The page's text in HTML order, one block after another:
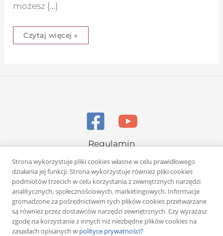
możesz […]
Czytaj więcej »
Regulamin
Polityka prywatności
Copyright © 2026 Rafał Żuber
Strona wykorzystuje pliki cookies własne w celu prawidłowego
działania jej funkcji. Strona wykorzystuje również pliki cookies
podmiotów trzecich w celu korzystania z zewnętrznych narzędzi
analitycznych, społecznościowych, marketingowych. Informacje
gromadzone za pośrednictwem tych plików cookies przetwarzane
są również przez dostawców narzędzi zewnętrznych. Czy wyrażasz
zgodę na korzystanie z innych niż niezbędne plików cookies na
zasadach opisanych w polityce prywatności?